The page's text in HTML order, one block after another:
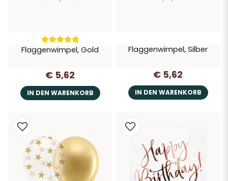
Flaggenwimpel, Gold
€ 5,62
IN DEN WARENKORB
Flaggenwimpel, Silber
€ 5,62
IN DEN WARENKORB